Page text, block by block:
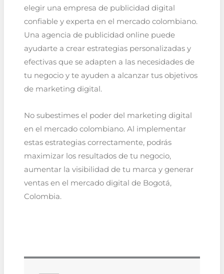
elegir una empresa de publicidad digital
confiable y experta en el mercado colombiano.
Una agencia de publicidad online puede
ayudarte a crear estrategias personalizadas y
efectivas que se adapten a las necesidades de
tu negocio y te ayuden a alcanzar tus objetivos
de marketing digital.
No subestimes el poder del marketing digital
en el mercado colombiano. Al implementar
estas estrategias correctamente, podrás
maximizar los resultados de tu negocio,
aumentar la visibilidad de tu marca y generar
ventas en el mercado digital de Bogotá,
Colombia.